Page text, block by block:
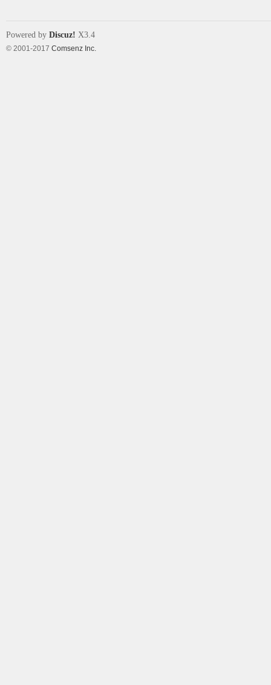
Powered by Discuz! X3.4
© 2001-2017 Comsenz Inc.